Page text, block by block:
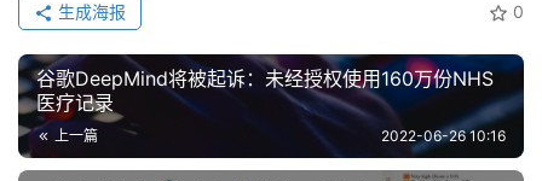
0
生成海报
谷歌DeepMind将被起诉：未经授权使用160万份NHS
医疗记录
上一篇 2022-06-26 10:16